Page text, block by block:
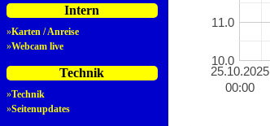
Intern
»Karten / Anreise
»Webcam live
Technik
»Technik
»Seitenupdates
25.10.2025
00:00
10.0
11.0